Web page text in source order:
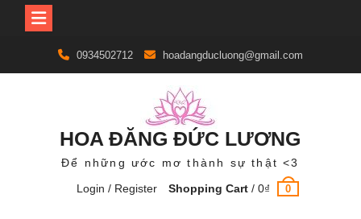
content
0934502712 hoadangducluong@gmail.com
HOA ĐĂNG ĐỨC LƯƠNG
Để những ước mơ thành sự thật <3
Login / Register
Shopping Cart /0₫ 0